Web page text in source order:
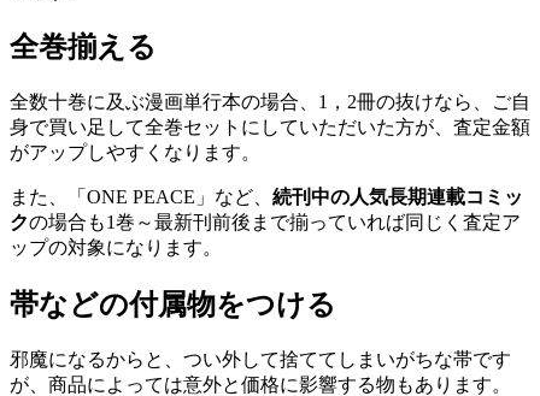
全巻揃える
全数十巻に及ぶ漫画単行本の場合、1，2冊の抜けなら、ご自
身で買い足して全巻セットにしていただいた方が、査定金額
がアップしやすくなります。
また、「ONE PEACE」など、 続刊中の人気長期連載コミッ
クの場合も1巻～最新刊前後まで揃っていれば同じく査定ア
ップの対象になります。
帯などの付属物をつける
邪魔になるからと、つい外して捨ててしまいがちな帯です
が、商品によっては意外と価格に影響する物もあります。